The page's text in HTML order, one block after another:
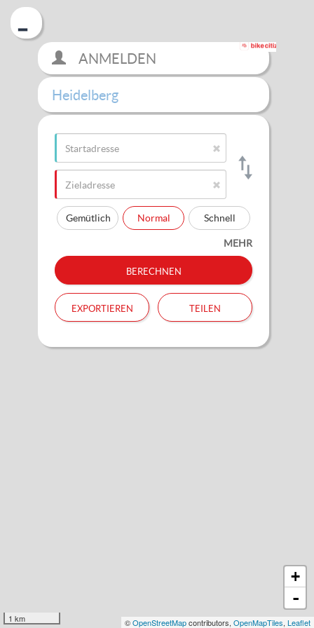
1 km
+
-
©OpenStreetMapcontributors, OpenMapTiles, Leaflet
ANMELDEN
Heidelberg
Gemütlich Normal Schnell
MEHR
berechnen
exportieren teilen